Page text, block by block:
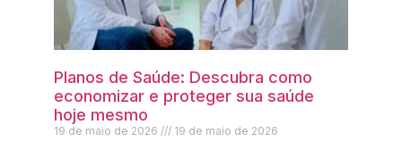
Planos de Saúde: Descubra como
economizar e proteger sua saúde
hoje mesmo
19 de maio de 2026 19 de maio de 2026